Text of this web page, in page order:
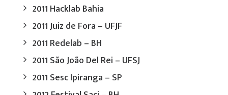
2011 Hacklab Bahia
2011 Juiz de Fora – UFJF
2011 Redelab – BH
2011 São João Del Rei – UFSJ
2011 Sesc Ipiranga – SP